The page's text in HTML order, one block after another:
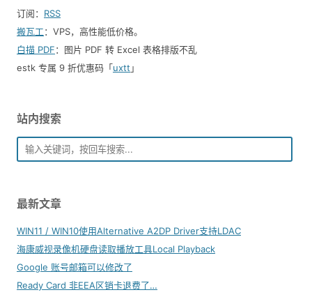
订阅： RSS
搬瓦工：VPS，高性能低价格。️
白描 PDF：图片 PDF 转 Excel 表格排版不乱
estk 专属 9 折优惠码「uxtt 」
站内搜索
最新文章
WIN11 / WIN10使用Alternative A2DP Driver支持LDAC
海康威视录像机硬盘读取播放工具Local Playback
Google 账号邮箱可以修改了
Ready Card 非EEA区销卡退费了…